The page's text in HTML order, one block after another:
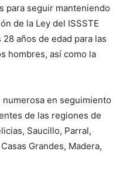
para seguir manteniendo
de la Ley del ISSSTE
años de edad para las
hombres, así como la
numerosa en seguimiento
de las regiones de
Saucillo, Parral,
Grandes, Madera,